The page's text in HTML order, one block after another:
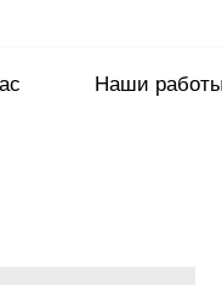
Наши работы